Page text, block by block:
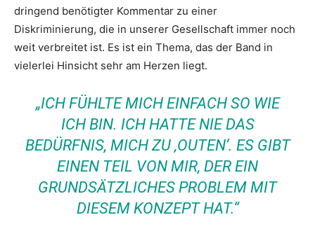
dringend benötigter Kommentar zu einer
Diskriminierung, die in unserer Gesellschaft immer noch
weit verbreitet ist. Es ist ein Thema, das der Band in
vielerlei Hinsicht sehr am Herzen liegt.
„ICH FÜHLTE MICH EINFACH SO WIE
ICH BIN. ICH HATTE NIE DAS
BEDÜRFNIS, MICH ZU ‚OUTEN‘. ES GIBT
EINEN TEIL VON MIR, DER EIN
GRUNDSÄTZLICHES PROBLEM MIT
DIESEM KONZEPT HAT.“